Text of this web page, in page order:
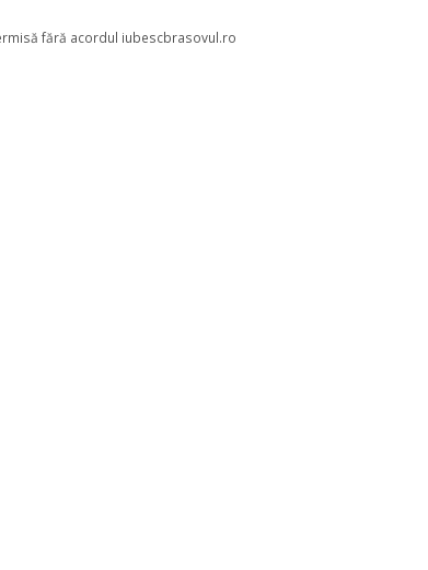
fără acordul iubescbrasovul.ro